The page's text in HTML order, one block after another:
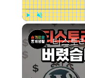
Unmute